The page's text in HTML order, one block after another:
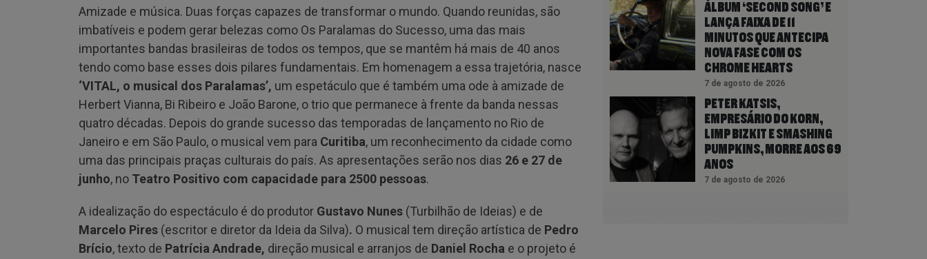
Amizade e música. Duas forças capazes de transformar o mundo. Quando reunidas, são
imbatíveis e podem gerar belezas como Os Paralamas do Sucesso, uma das mais
importantes bandas brasileiras de todos os tempos, que se mantêm há mais de 40 anos
tendo como base esses dois pilares fundamentais. Em homenagem a essa trajetória, nasce
‘VITAL, o musical dos Paralamas’, um espetáculo que é também uma ode à amizade de
Herbert Vianna, Bi Ribeiro e João Barone, o trio que permanece à frente da banda nessas
quatro décadas. Depois do grande sucesso das temporadas de lançamento no Rio de
Janeiro e em São Paulo, o musical vem para Curitiba, um reconhecimento da cidade como
uma das principais praças culturais do país. As apresentações serão nos dias 26 e 27 de
junho, no Teatro Positivo com capacidade para 2500 pessoas.
A idealização do espectáculo é do produtor Gustavo Nunes (Turbilhão de Ideias) e de
Marcelo Pires (escritor e diretor da Ideia da Silva). O musical tem direção artística de Pedro
Brício, texto de Patrícia Andrade, direção musical e arranjos de Daniel Rocha e o projeto é
ÁLBUM ‘SECOND SONG’ E
LANÇA FAIXA DE 11
MINUTOS QUE ANTECIPA
NOVA FASE COM OS
CHROME HEARTS
7 de agosto de 2026
PETER KATSIS,
EMPRESÁRIO DO KORN,
LIMP BIZKIT E SMASHING
PUMPKINS, MORRE AOS 69
ANOS
7 de agosto de 2026